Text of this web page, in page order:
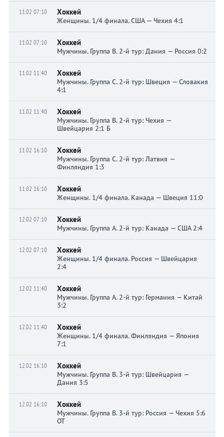
11.02 07:10 Хоккей
Женщины. 1/4 финала. США — Чехия 4:1
11.02 07:10 Хоккей
Мужчины. Группа B. 2-й тур: Дания — Россия 0:2
11.02 11:40 Хоккей
Мужчины. Группа C. 2-й тур: Швеция — Словакия
4:1
11.02 11:40 Хоккей
Мужчины. Группа B. 2-й тур: Чехия —
Швейцария 2:1 Б
11.02 16:10 Хоккей
Мужчины. Группа C. 2-й тур: Латвия —
Финляндия 1:3
11.02 16:10 Хоккей
Женщины. 1/4 финала. Канада — Швеция 11:0
12.02 07:10 Хоккей
Мужчины. Группа A. 2-й тур: Канада — США 2:4
12.02 07:10 Хоккей
Женщины. 1/4 финала. Россия — Швейцария
2:4
12.02 11:40 Хоккей
Мужчины. Группа A. 2-й тур: Германия — Китай
3:2
12.02 11:40 Хоккей
Женщины. 1/4 финала. Финляндия — Япония
7:1
12.02 16:10 Хоккей
Мужчины. Группа B. 3-й тур: Швейцария —
Дания 3:5
12.02 16:10 Хоккей
Мужчины. Группа B. 3-й тур: Россия — Чехия 5:6
ОТ